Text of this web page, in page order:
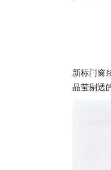
新标门窗
晶莹剔透